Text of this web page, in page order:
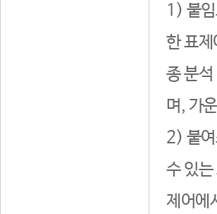
1) 붙
한 표
종 분
며, 가
2) 붙
수 있
제어에